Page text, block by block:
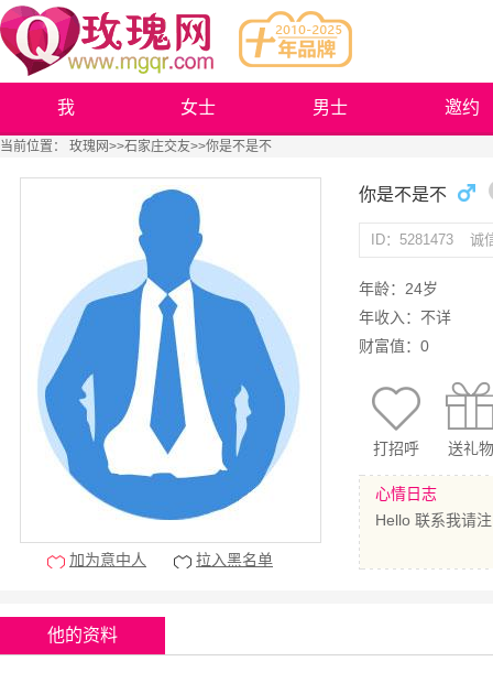
我 女士 男士 邀约
当前位置： 玫瑰网>>石家庄交友>>你是不是不
你是不是不
ID：5281473 诚
年龄：24岁
年收入：不详
财富值：0
打招呼 送礼物
心情日志
Hello 联系我请
加为意中人 拉入黑名单
他的资料